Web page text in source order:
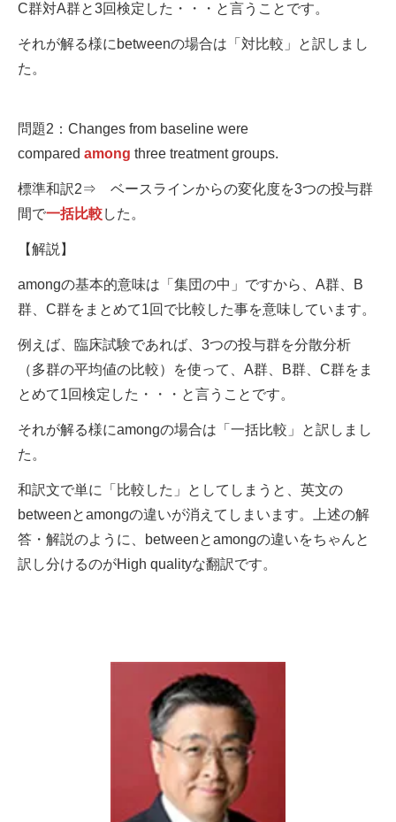
C群対A群と3回検定した・・・と言うことです。
それが解る様にbetweenの場合は「対比較」と訳しまし
た。
問題2：Changes from baseline were
compared among three treatment groups.
標準和訳2⇒ ベースラインからの変化度を3つの投与群
間で一括比較した。
【解説】
amongの基本的意味は「集団の中」ですから、A群、B
群、C群をまとめて1回で比較した事を意味しています。
例えば、臨床試験であれば、3つの投与群を分散分析
（多群の平均値の比較）を使って、A群、B群、C群をま
とめて1回検定した・・・と言うことです。
それが解る様にamongの場合は「一括比較」と訳しまし
た。
和訳文で単に「比較した」としてしまうと、英文の
betweenとamongの違いが消えてしまいます。上述の解
答・解説のように、betweenとamongの違いをちゃんと
訳し分けるのがHigh qualityな翻訳です。